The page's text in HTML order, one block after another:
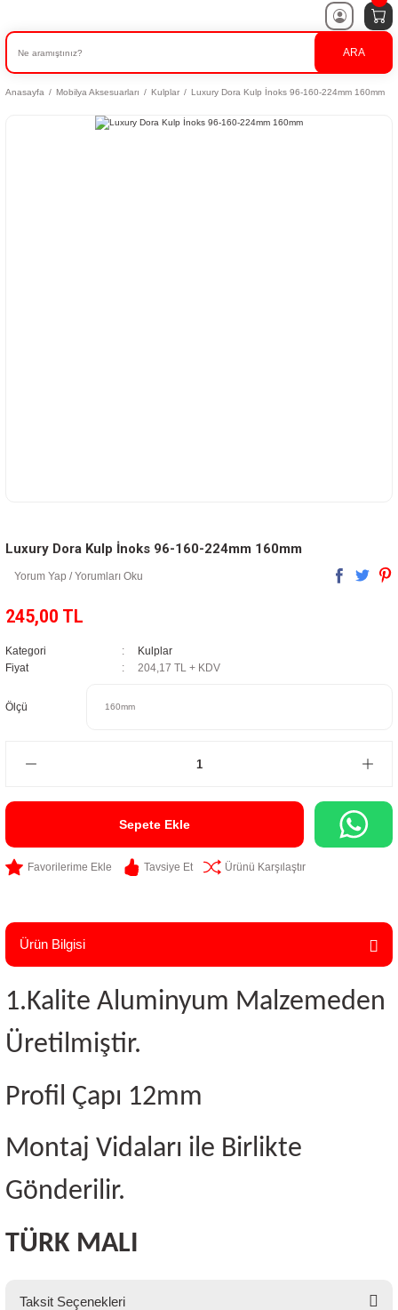
ARA
Anasayfa Mobilya Aksesuarları Kulplar Luxury Dora Kulp İnoks 96-160-224mm 160mm
Luxury Dora Kulp İnoks 96-160-224mm 160mm
Yorum Yap / Yorumları Oku
245,00 TL
Kategori
Kulplar
Fiyat
204,17 TL + KDV
Ölçü
Sepete Ekle
Tavsiye Et Ürünü Karşılaştır
Ürün Bilgisi
1.Kalite Aluminyum Malzemeden
Üretilmiştir.
Profil Çapı 12mm
Montaj Vidaları ile Birlikte
Gönderilir.
TÜRK MALI
Taksit Seçenekleri